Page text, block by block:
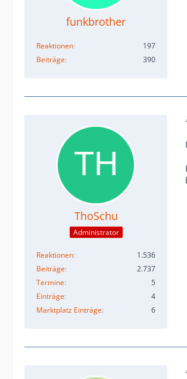
funkbrother
Reaktionen
197
Beiträge
390
ThoSchu
Administrator
Reaktionen
1.536
Beiträge
2.737
Termine
5
Einträge
4
Marktplatz Einträge
6